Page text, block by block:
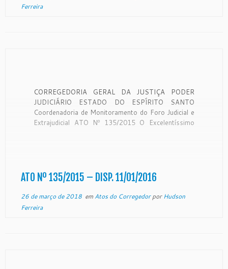
Ferreira
CORREGEDORIA GERAL DA JUSTIÇA PODER
JUDICIÁRIO ESTADO DO ESPÍRITO SANTO
Coordenadoria de Monitoramento do Foro Judicial e
Extrajudicial ATO Nº 135/2015 O Excelentíssimo
NUNES […]
ATO Nº 135/2015 – DISP. 11/01/2016
26 de março de 2018em Atos do CorregedorporHudson
Ferreira